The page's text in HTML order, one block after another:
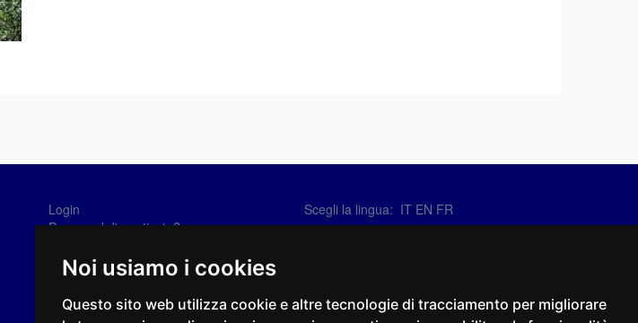
Noi usiamo i cookies
Questo sito web utilizza cookie e altre tecnologie di tracciamento per migliorare
Login
Password dimenticata?
Scegli la lingua: IT EN FR
Social